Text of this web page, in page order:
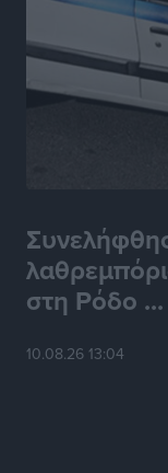
στη Ρόδο ...
10.08.26 13:04